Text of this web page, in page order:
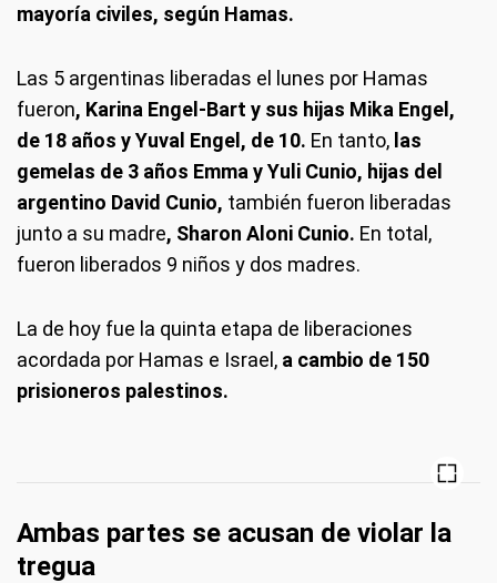
mayoría civiles, según Hamas.
Las 5 argentinas liberadas el lunes por Hamas
fueron, Karina Engel-Bart y sus hijas Mika Engel,
de 18 años y Yuval Engel, de 10. En tanto, las
gemelas de 3 años Emma y Yuli Cunio, hijas del
argentino David Cunio, también fueron liberadas
junto a su madre, Sharon Aloni Cunio. En total,
fueron liberados 9 niños y dos madres.
La de hoy fue la quinta etapa de liberaciones
acordada por Hamas e Israel, a cambio de 150
prisioneros palestinos.
Ambas partes se acusan de violar la
tregua